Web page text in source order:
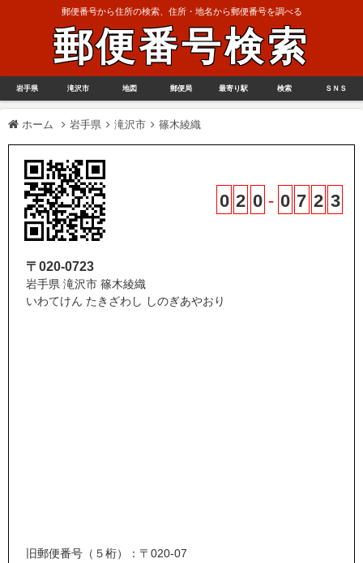
郵便番号から住所の検索、住所・地名から郵便番号を調べる
郵便番号検索
岩手県 滝沢市 地図 郵便局 最寄り駅 検索 ＳＮＳ
ホーム 岩手県 滝沢市 篠木綾織
0 2 0 - 0 7 2 3
〒020-0723
岩手県 滝沢市 篠木綾織
いわてけん たきざわし しのぎあやおり
旧郵便番号（５桁）：〒020-07